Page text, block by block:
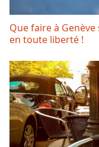
Que faire à
en toute liberté !